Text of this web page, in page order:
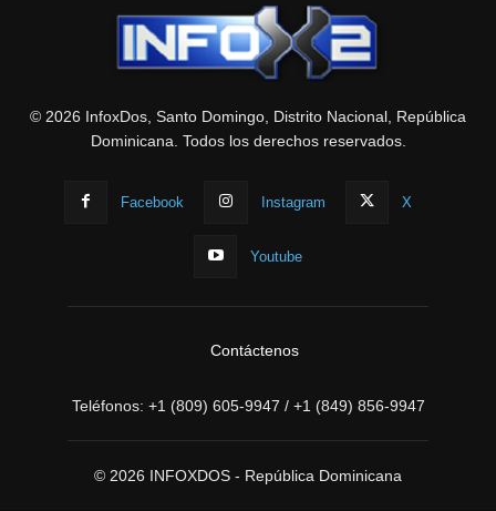
© 2026 InfoxDos, Santo Domingo, Distrito Nacional, República
Dominicana. Todos los derechos reservados.
Facebook Instagram X
Youtube
Contáctenos
Teléfonos: +1 (809) 605-9947 / +1 (849) 856-9947
© 2026 INFOXDOS - República Dominicana